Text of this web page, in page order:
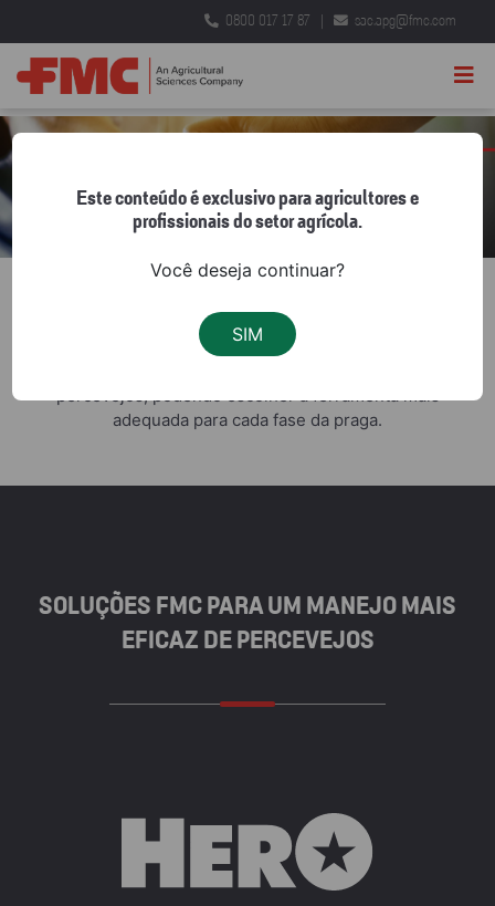
Este conteúdo é exclusivo para agricultores e
profissionais do setor agrícola.
Você deseja continuar?
SIM
0800 017 17 87 sac.apg@fmc.com
Previous
Domínio Percevejo, você tem a flexibilidade de
usar o inseticida certo na hora certa. Um programa de
percevejos, podendo escolher a ferramenta mais
adequada para cada fase da praga.
SOLUÇÕES FMC PARA UM MANEJO MAIS
EFICAZ DE PERCEVEJOS